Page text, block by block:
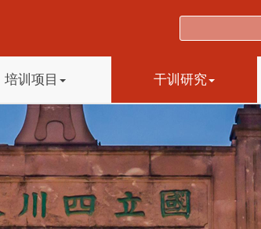
培训项目 干训研究